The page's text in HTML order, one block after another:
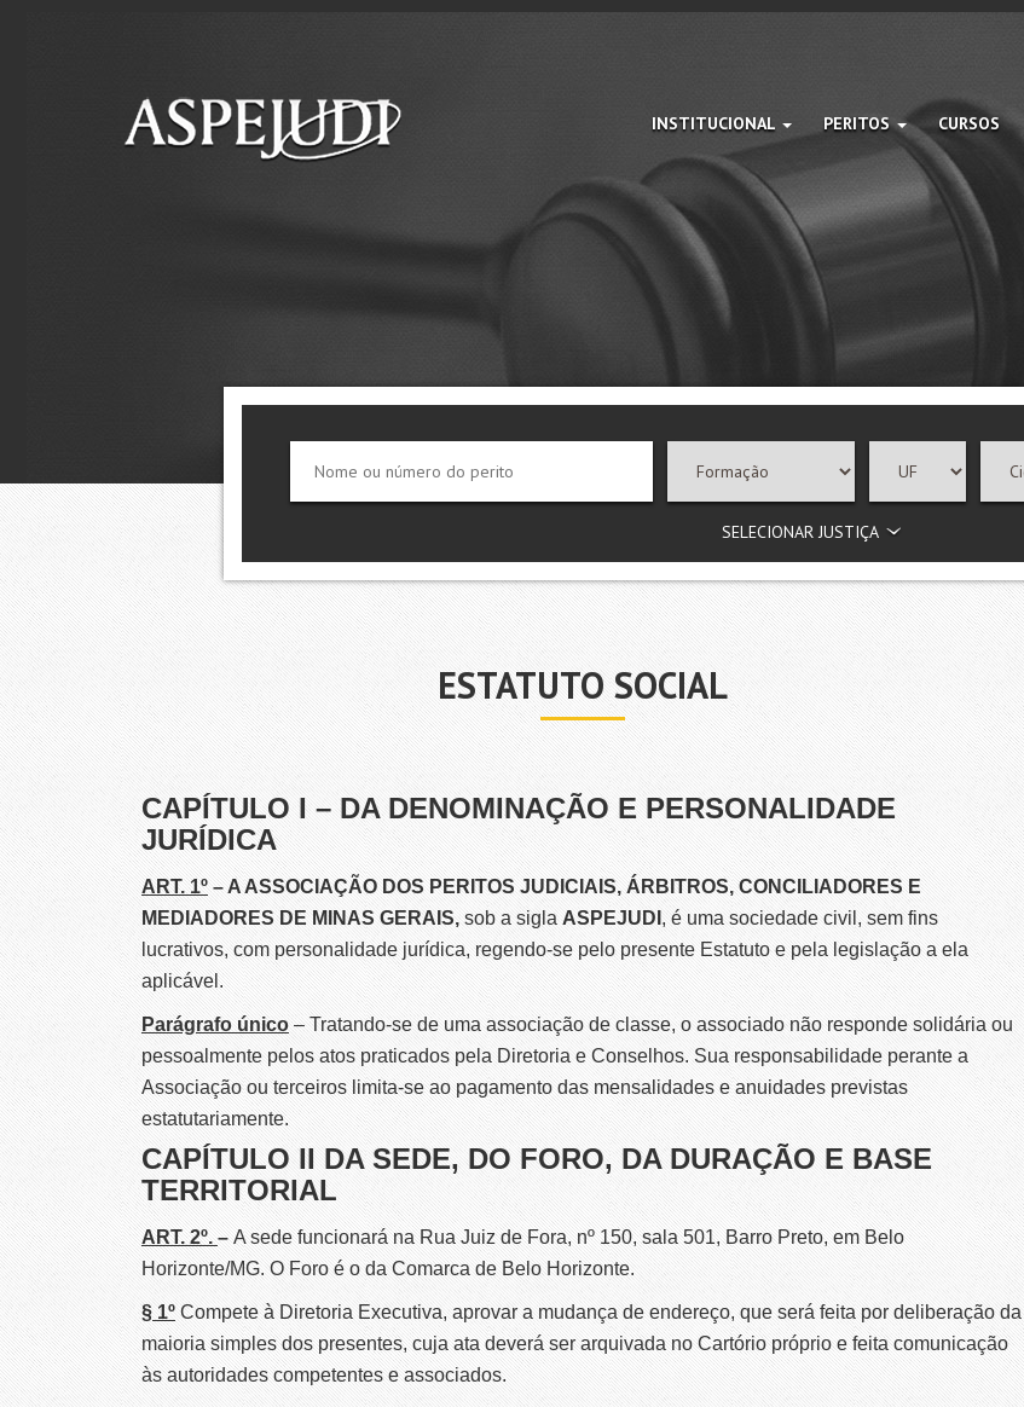
INSTITUCIONAL PERITOS CURSOS
SELECIONAR JUSTIÇA
ESTATUTO SOCIAL
CAPÍTULO I – DA DENOMINAÇÃO E PERSONALIDADE
JURÍDICA
ART. 1º – A ASSOCIAÇÃO DOS PERITOS JUDICIAIS, ÁRBITROS, CONCILIADORES E
MEDIADORES DE MINAS GERAIS, sob a sigla ASPEJUDI , é uma sociedade civil, sem fins
lucrativos, com personalidade jurídica, regendo-se pelo presente Estatuto e pela legislação a ela
aplicável.
Parágrafo único – Tratando-se de uma associação de classe, o associado não responde solidária ou
pessoalmente pelos atos praticados pela Diretoria e Conselhos. Sua responsabilidade perante a
Associação ou terceiros limita-se ao pagamento das mensalidades e anuidades previstas
estatutariamente.
CAPÍTULO II DA SEDE, DO FORO, DA DURAÇÃO E BASE
TERRITORIAL
ART. 2º.– A sede funcionará na Rua Juiz de Fora, nº 150, sala 501, Barro Preto, em Belo
Horizonte/MG. O Foro é o da Comarca de Belo Horizonte.
§ 1º Compete à Diretoria Executiva, aprovar a mudança de endereço, que será feita por deliberação da
maioria simples dos presentes, cuja ata deverá ser arquivada no Cartório próprio e feita comunicação
às autoridades competentes e associados.